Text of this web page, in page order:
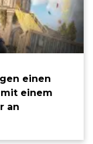
einen
einem
an